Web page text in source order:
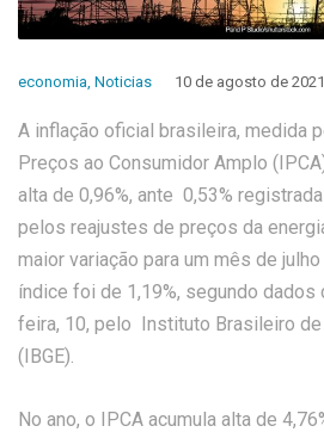
economia Noticias 10 de agosto de 2021
A inflação oficial brasileira, medida
Preços ao Consumidor Amplo
alta de 0,96%, ante 0,53%
pelos reajustes de preços da
maior variação para um mês de
índice foi de 1,19%, segundo
feira, 10, pelo Instituto Brasileiro
(IBGE).
No ano, o IPCA acumula alta de